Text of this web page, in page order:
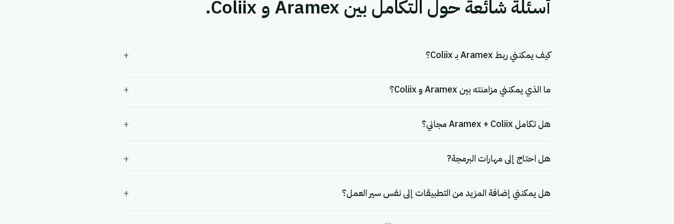
أسئلة شائعة حول التكامل بين Aramex و Coliix.
كيف يمكنني ربط Aramex بـ Coliix؟ +
ما الذي يمكنني مزامنته بين Aramex و Coliix؟ +
هل تكامل Aramex + Coliix مجاني؟ +
هل احتاج إلى مهارات البرمجة? +
هل يمكنني إضافة المزيد من التطبيقات إلى نفس سير العمل؟ +